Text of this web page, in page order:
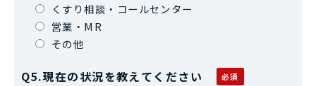
くすり相談・コールセンター
営業・MR
その他
Q5.現在の状況を教えてください